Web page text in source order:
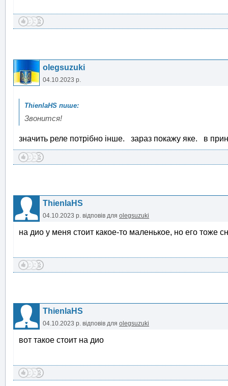
olegsuzuki
04.10.2023 р.
Звонится!
значить реле потрібно інше. зараз покажу яке. в
ThienlaHS
04.10.2023 р. відповів для olegsuzuki
на дио у меня стоит какое-то маленькое, но его тоже
ThienlaHS
04.10.2023 р. відповів для olegsuzuki
вот такое стоит на дио